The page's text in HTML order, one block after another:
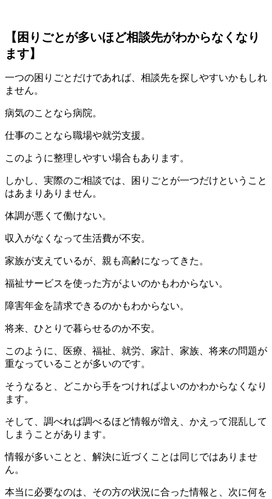
【困りごとが多いほど相談先がわからなくなり
ます】
一つの困りごとだけであれば、相談先を探しやすいかもしれ
ません。
病気のことなら病院。
仕事のことなら職場や就労支援。
このように整理しやすい場合もあります。
しかし、実際のご相談では、困りごとが一つだけということ
はあまりありません。
体調が悪くて働けない。
収入がなくなって生活費が不安。
家族が支えているが、親も高齢になってきた。
福祉サービスを使った方がよいのかもわからない。
障害年金を請求できるのかもわからない。
将来、ひとりで暮らせるのか不安。
このように、医療、福祉、就労、家計、家族、将来の問題が
重なっていることが多いのです。
そうなると、どこから手をつければよいのかわからなくなり
ます。
そして、調べれば調べるほど情報が増え、かえって混乱して
しまうことがあります。
情報が多いことと、解決に近づくことは同じではありませ
ん。
本当に必要なのは、その方の状況に合った情報と、次に何を